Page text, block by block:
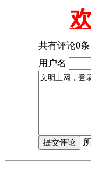
共有评论0条
用户名